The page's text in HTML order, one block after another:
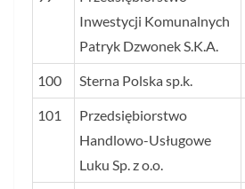
Inwestycji Komunalnych
Patryk Dzwonek S.K.A.
100 Sterna Polska sp.k.
101
Przedsiębiorstwo
Handlowo-Usługowe
Luku Sp. z o.o.